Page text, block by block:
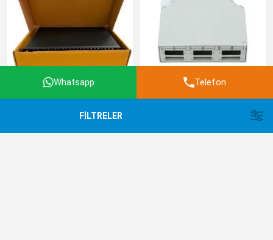
FILTRELER
2U Patch Panel 48 Port ST
Simplex
En Düşük Fiyatımız
DIN Ray Sonlandırma Kutusu 6
En Düşük Fiyatımız
Whatsapp Telefon